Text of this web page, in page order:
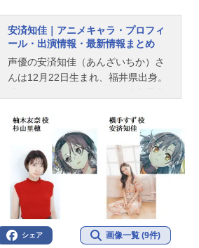
安済知佳｜アニメキャラ・プロフィ
ール・出演情報・最新情報まとめ
声優の安済知佳（あんざいちか）さ
んは12月22日生まれ、福井県出身。
ム』の高坂麗奈役など、人気作品の
キャラクターを演じています。こち
らでは、安済知佳さんのオススメ記
事をご紹介！
シェア 画像一覧 (9件)